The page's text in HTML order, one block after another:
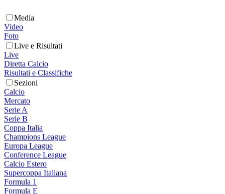
Media
Video
Foto
Live e Risultati
Live
Diretta Calcio
Risultati e Classifiche
Sezioni
Calcio
Mercato
Serie A
Serie B
Coppa Italia
Champions League
Europa League
Conference League
Calcio Estero
Supercoppa Italiana
Formula 1
Formula E